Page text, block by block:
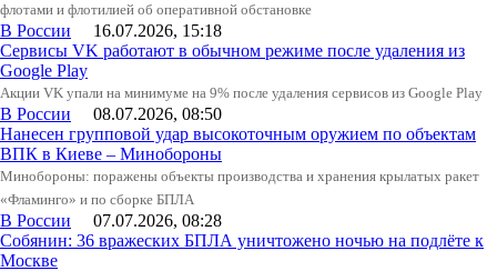
флотами и флотилией об оперативной обстановке
В России 16.07.2026, 15:18
Сервисы VK работают в обычном режиме после удаления из
Google Play
Акции VK упали на минимуме на 9% после удаления сервисов из Google Play
В России 08.07.2026, 08:50
Нанесен групповой удар высокоточным оружием по объектам
ВПК в Киеве – Минобороны
Минобороны: поражены объекты производства и хранения крылатых ракет
«Фламинго» и по сборке БПЛА
В России 07.07.2026, 08:28
Собянин: 36 вражеских БПЛА уничтожено ночью на подлёте к
Москве